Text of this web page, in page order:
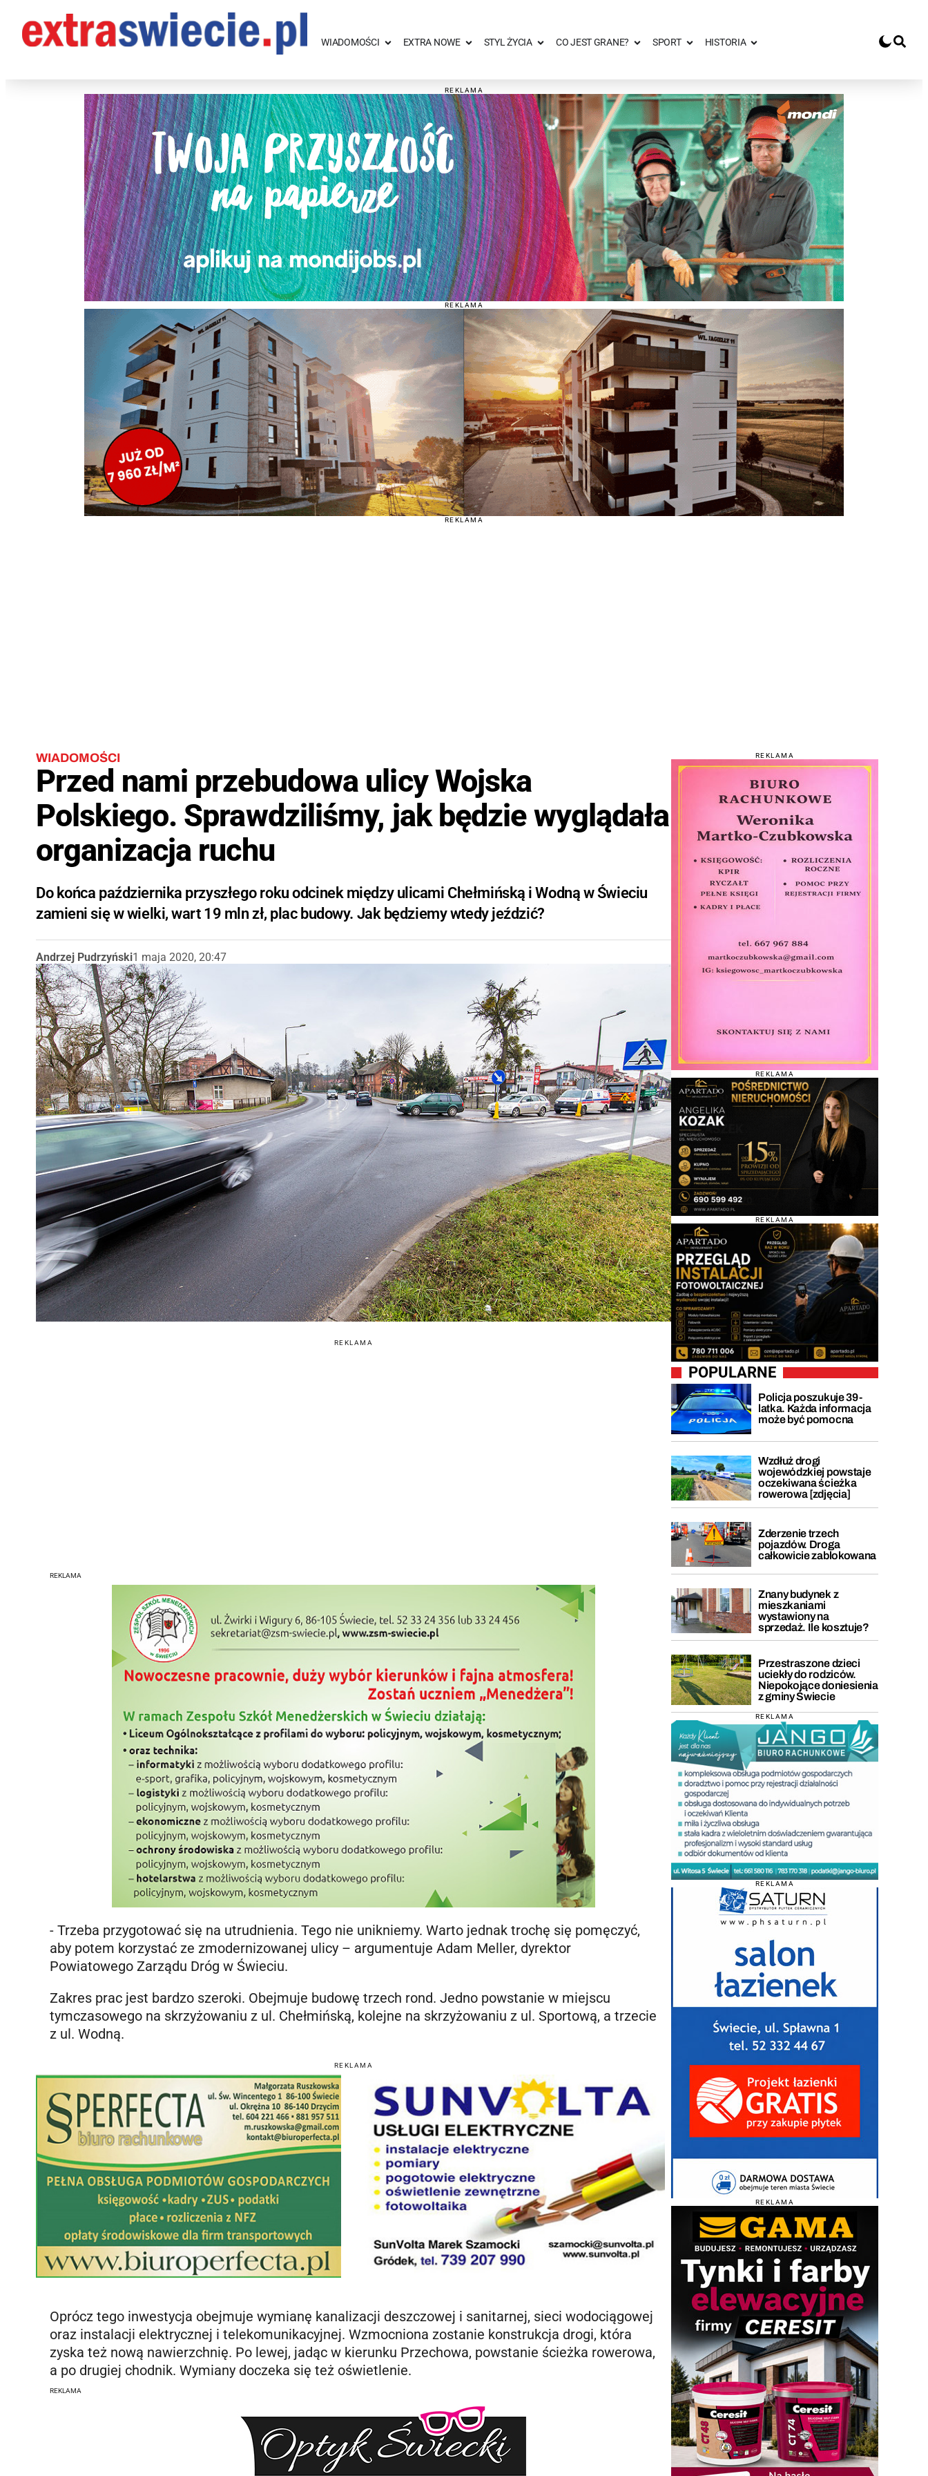
WIADOMOŚCI EXTRA NOWE STYL ŻYCIA CO JEST GRANE? SPORT HISTORIA
REKLAMA
REKLAMA
REKLAMA
WIADOMOŚCI
Przed nami przebudowa ulicy Wojska
Polskiego. Sprawdziliśmy, jak będzie wyglądała
organizacja ruchu
Do końca października przyszłego roku odcinek między ulicami Chełmińską i Wodną w Świeciu
zamieni się w wielki, wart 19 mln zł, plac budowy. Jak będziemy wtedy jeździć?
Andrzej Pudrzyński1 maja 2020, 20:47
REKLAMA
REKLAMA
- Trzeba przygotować się na utrudnienia. Tego nie unikniemy. Warto jednak trochę się pomęczyć,
aby potem korzystać ze zmodernizowanej ulicy – argumentuje Adam Meller, dyrektor
Powiatowego Zarządu Dróg w Świeciu.
Zakres prac jest bardzo szeroki. Obejmuje budowę trzech rond. Jedno powstanie w miejscu
tymczasowego na skrzyżowaniu z ul. Chełmińską, kolejne na skrzyżowaniu z ul. Sportową, a trzecie
z ul. Wodną.
REKLAMA
Oprócz tego inwestycja obejmuje wymianę kanalizacji deszczowej i sanitarnej, sieci wodociągowej
oraz instalacji elektrycznej i telekomunikacyjnej. Wzmocniona zostanie konstrukcja drogi, która
zyska też nową nawierzchnię. Po lewej, jadąc w kierunku Przechowa, powstanie ścieżka rowerowa,
a po drugiej chodnik. Wymiany doczeka się też oświetlenie.
REKLAMA
REKLAMA
REKLAMA
REKLAMA
POPULARNE
Policja poszukuje 39-
latka. Każda informacja
może być pomocna
Wzdłuż drogi
wojewódzkiej powstaje
oczekiwana ścieżka
rowerowa [zdjęcia]
Zderzenie trzech
pojazdów. Droga
całkowicie zablokowana
Znany budynek z
mieszkaniami
wystawiony na
sprzedaż. Ile kosztuje?
Przestraszone dzieci
uciekły do rodziców.
Niepokojące doniesienia
z gminy Świecie
REKLAMA
REKLAMA
REKLAMA